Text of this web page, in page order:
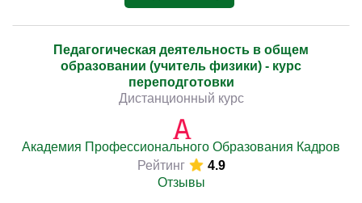
Педагогическая деятельность в общем
образовании (учитель физики) - курс
переподготовки
Дистанционный курс
Академия Профессионального Образования Кадров
Рейтинг
4.9
Отзывы